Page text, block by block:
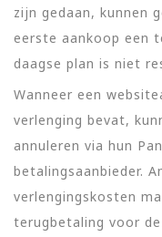
zijn gedaan, kunnen
eerste aankoop een
daagse plan is niet
Wanneer een
verlenging bevat,
annuleren via hun
betalingsaanbieder.
verlengingskosten
terugbetaling voor